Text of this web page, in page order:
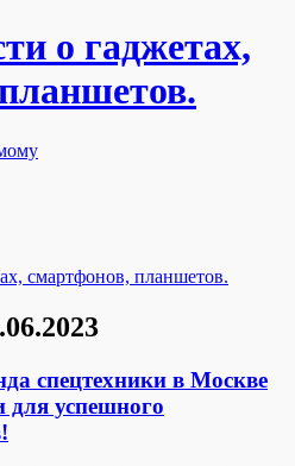
о гаджетах,
спецтехники в Москве
для успешного